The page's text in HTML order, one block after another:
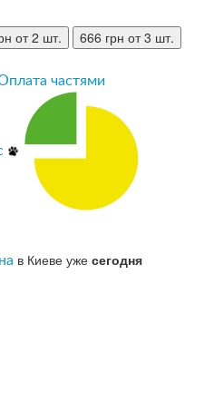
от 2 шт. 666 грн от 3 шт.
частями
в Киеве уже сегодня